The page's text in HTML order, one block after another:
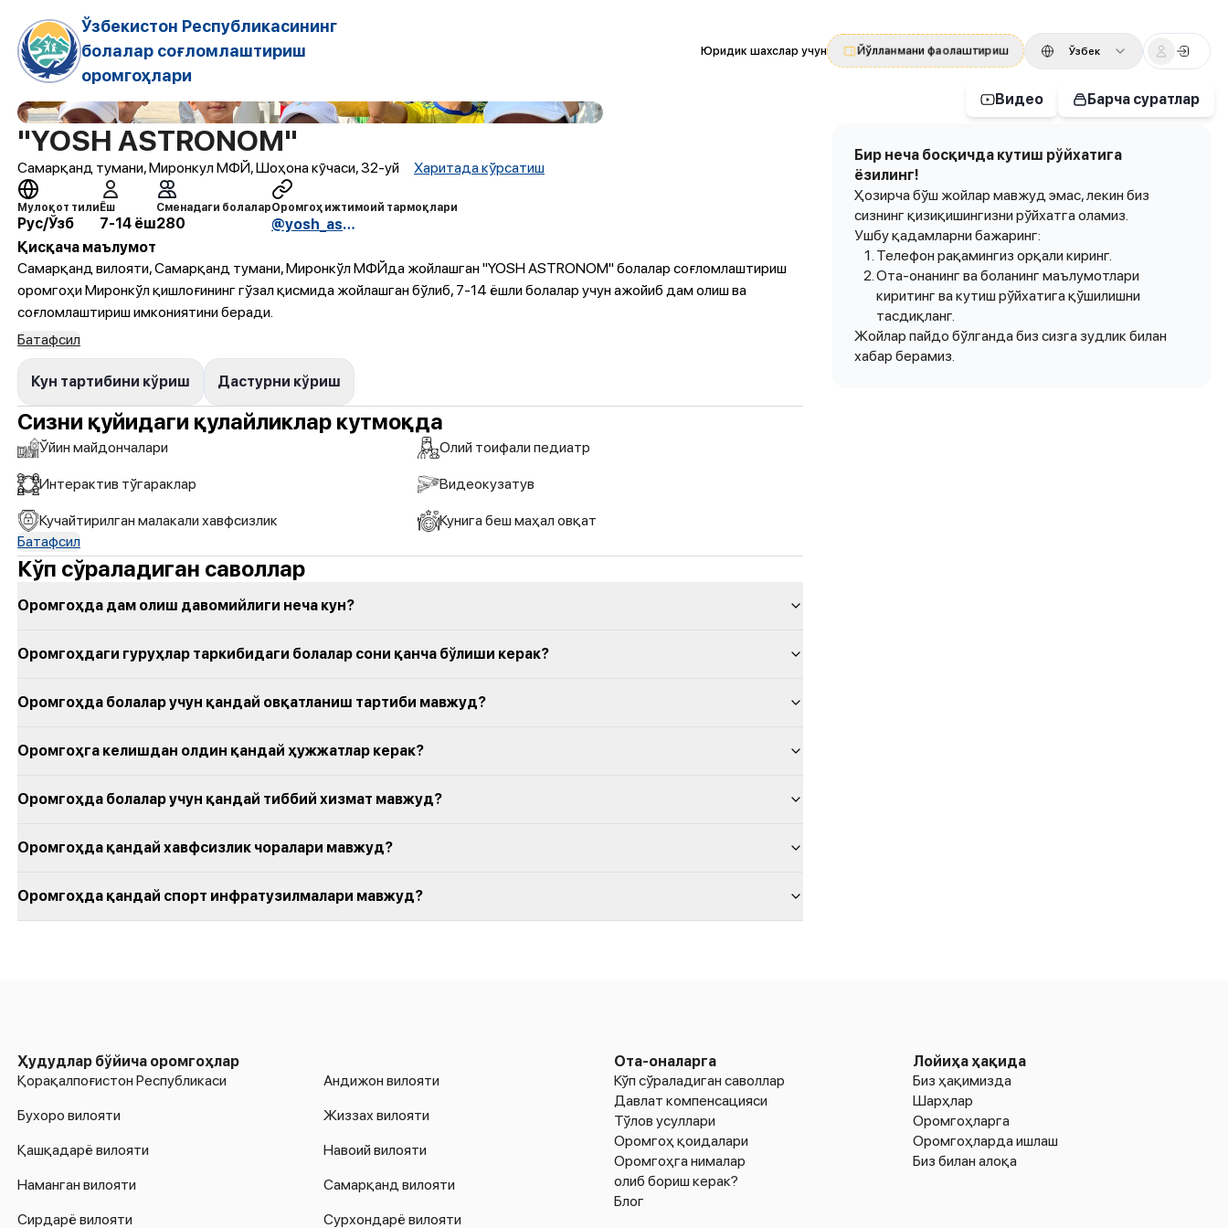
Ўзбекистон Республикасининг
болалар соғломлаштириш
оромгоҳлари
Юридик шахслар учун Йўлланмани фаолаштириш Ўзбек
Видео Барча суратлар
"YOSH ASTRONOM"
Самарқанд тумани, Миронкул МФЙ, Шоҳона кӯчаси, 32-уй Харитада кўрсатиш
Мулоқот тили
Рус/Ўзб
Ёш
7-14 ёш
Сменадаги болалар
280
Оромгоҳ ижтимоий тармоқлари
@yosh_astronomlar
Қисқача маълумот
Самарқанд вилояти, Самарқанд тумани, Миронкўл МФЙда жойлашган "YOSH ASTRONOM" болалар соғломлаштириш
оромгоҳи Миронкўл қишлоғининг гўзал қисмида жойлашган бўлиб, 7-14 ёшли болалар учун ажойиб дам олиш ва
соғломлаштириш имкониятини беради.
Батафсил
Кун тартибини кўриш Дастурни кўриш
Сизни қуйидаги қулайликлар кутмоқда
Ўйин майдончалари Олий тоифали педиатр
Интерактив тўгараклар Видеокузатув
Кучайтирилган малакали хавфсизлик
Кунига беш маҳал овқат
Батафсил
Кўп сўраладиган саволлар
Оромгоҳда дам олиш давомийлиги неча кун?
Оромгоҳдаги гуруҳлар таркибидаги болалар сони қанча бўлиши керак?
Оромгоҳда болалар учун қандай овқатланиш тартиби мавжуд?
Оромгоҳга келишдан олдин қандай ҳужжатлар керак?
Оромгоҳда болалар учун қандай тиббий хизмат мавжуд?
Оромгоҳда қандай хавфсизлик чоралари мавжуд?
Оромгоҳда қандай спорт инфратузилмалари мавжуд?
Бир неча босқичда кутиш рўйхатига
ёзилинг!
Ҳозирча бўш жойлар мавжуд эмас, лекин биз
сизнинг қизиқишингизни рўйхатга оламиз.
Ушбу қадамларни бажаринг:
Телефон рақамингиз орқали киринг.
Ота-онанинг ва боланинг маълумотлари
киритинг ва кутиш рўйхатига қўшилишни
тасдиқланг.
Жойлар пайдо бўлганда биз сизга зудлик билан
хабар берамиз.
Ҳудудлар бўйича оромгоҳлар
Қорақалпоғистон Республикаси
Андижон вилояти
Бухоро вилояти
Жиззах вилояти
Қашқадарё вилояти
Навоий вилояти
Наманган вилояти
Самарқанд вилояти
Сирдарё вилояти
Сурхондарё вилояти
Ота-оналарга
Кўп сўраладиган саволлар
Давлат компенсацияси
Тўлов усуллари
Оромгоҳ қоидалари
Оромгоҳга нималар
олиб бориш керак?
Блог
Лойиҳа ҳақида
Биз ҳақимизда
Шарҳлар
Оромгоҳларга
Оромгоҳларда ишлаш
Биз билан алоқа